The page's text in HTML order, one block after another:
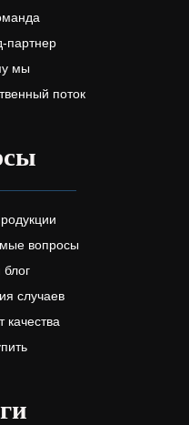
партнер
мы
поток
вопросы
случаев
качества